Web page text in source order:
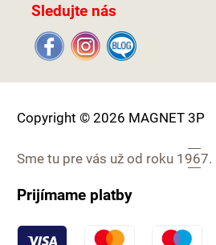
Sledujte nás
Copyright © 2026 MAGNET 3P
Sme tu pre vás už od roku 1967.
Prijímame platby